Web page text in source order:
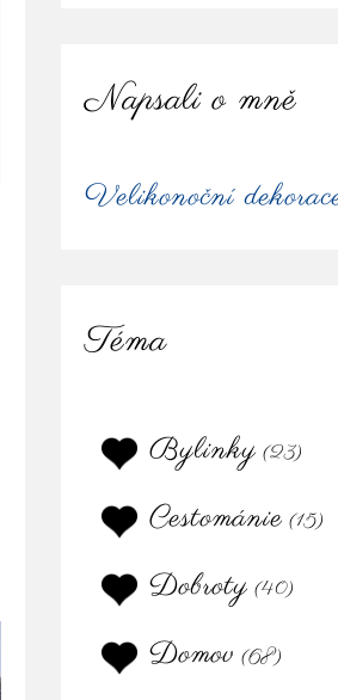
Napsali o mně
Velikonoční
Téma
Bylinky (23)
Cestománie (15)
Dobroty (40)
Domov (68)